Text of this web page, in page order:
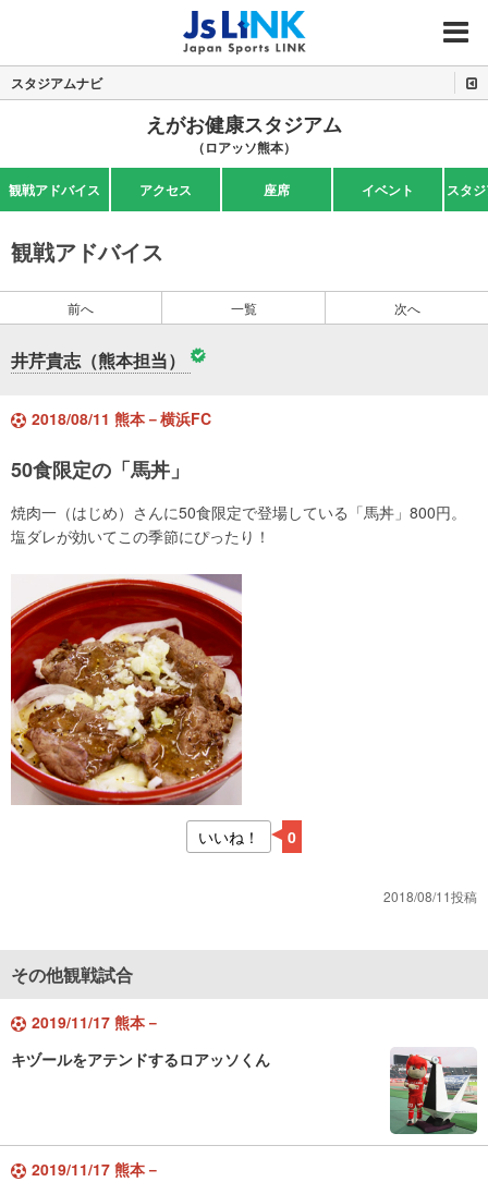
MENU
スタジアムナビ
えがお健康スタジアム
（ロアッソ熊本）
観戦アドバイス アクセス 座席 イベント スタ
観戦アドバイス
前へ 一覧 次へ
井芹貴志（熊本担当）
2018/08/11 熊本－横浜FC
50食限定の「馬丼」
焼肉一（はじめ）さんに50食限定で登場している「馬丼」800円。
塩ダレが効いてこの季節にぴったり！
いいね！ 0
2018/08/11投稿
その他観戦試合
2019/11/17 熊本－
キヅールをアテンドするロアッソくん
2019/11/17 熊本－